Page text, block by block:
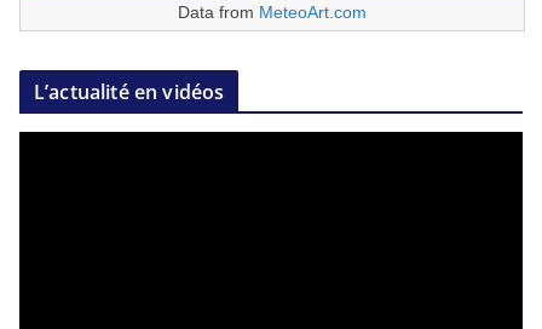
Data from MeteoArt.com
L’actualité en vidéos